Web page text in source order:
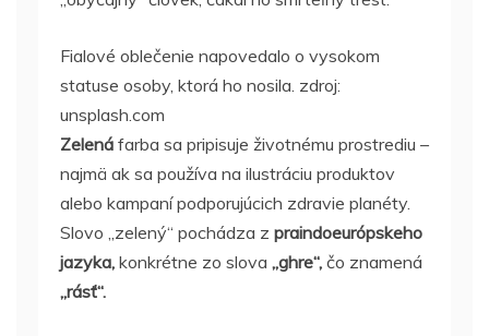
Fialové oblečenie napovedalo o vysokom
statuse osoby, ktorá ho nosila. zdroj:
unsplash.com
Zelená farba sa pripisuje životnému prostrediu –
najmä ak sa používa na ilustráciu produktov
alebo kampaní podporujúcich zdravie planéty.
Slovo „zelený“ pochádza z praindoeurópskeho
jazyka, konkrétne zo slova „ghre“, čo znamená
„rásť“.